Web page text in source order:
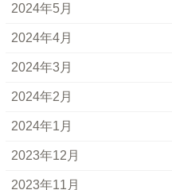
2024年5月
2024年4月
2024年3月
2024年2月
2024年1月
2023年12月
2023年11月